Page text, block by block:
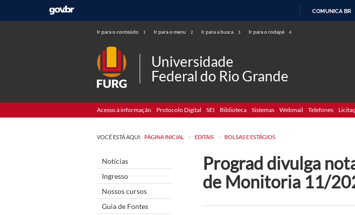
COMUNICA BR
Ir para o conteúdo 1 Ir para o menu 2 Ir para a busca 3 Ir para o rodapé 4
Universidade
Federal do Rio Grande
Acesso à informação Protocolo Digital SEI Biblioteca Sistemas Webmail Telefones
VOCÊ ESTÁ AQUI: PÁGINA INICIAL > EDITAIS > BOLSAS E ESTÁGIOS
Notícias
Ingresso
Nossos cursos
Guia de Fontes
Prograd divulga
de Monitoria 11/